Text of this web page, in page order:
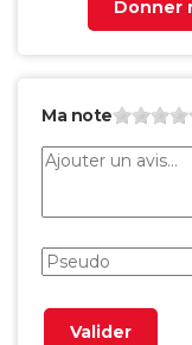
Donner
Ma note